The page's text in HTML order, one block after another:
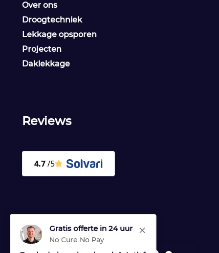
M
Gratis offerte in 24 uur
No Cure No Pay
Over ons
Droogtechniek
Lekkage opsporen
Projecten
Daklekkage
Reviews